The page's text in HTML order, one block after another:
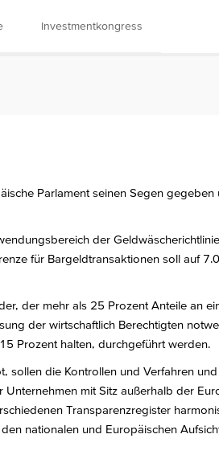
Investmentkongress
Parlament seinen Segen
der
für Bargeldtransaktionen soll auf
der mehr als 25 Prozent Anteile an
der wirtschaftlich Berechtigten
Prozent halten, durchgeführt werden.
sollen die Kontrollen und Verfahren
mit Sitz außerhalb der
Transparenzregister
nationalen und Europäischen